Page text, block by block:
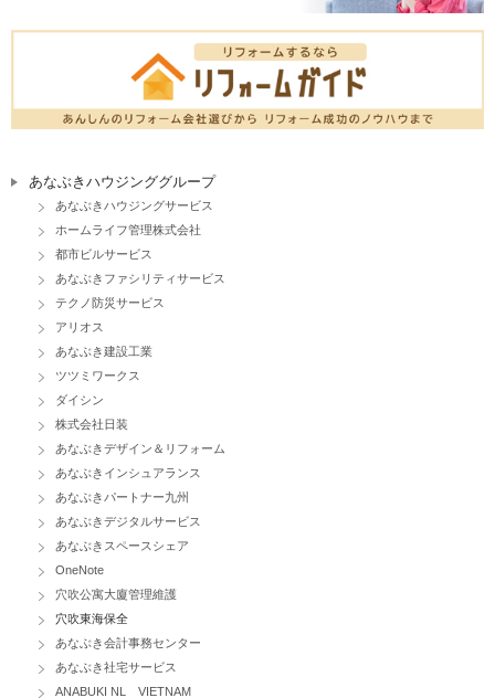
あなぶきハウジンググループ
あなぶきハウジングサービス
ホームライフ管理株式会社
都市ビルサービス
あなぶきファシリティサービス
テクノ防災サービス
アリオス
あなぶき建設工業
ツツミワークス
ダイシン
株式会社日装
あなぶきデザイン＆リフォーム
あなぶきインシュアランス
あなぶきパートナー九州
あなぶきデジタルサービス
あなぶきスペースシェア
OneNote
穴吹公寓大廈管理維護
穴吹東海保全
あなぶき会計事務センター
あなぶき社宅サービス
ANABUKI NL VIETNAM